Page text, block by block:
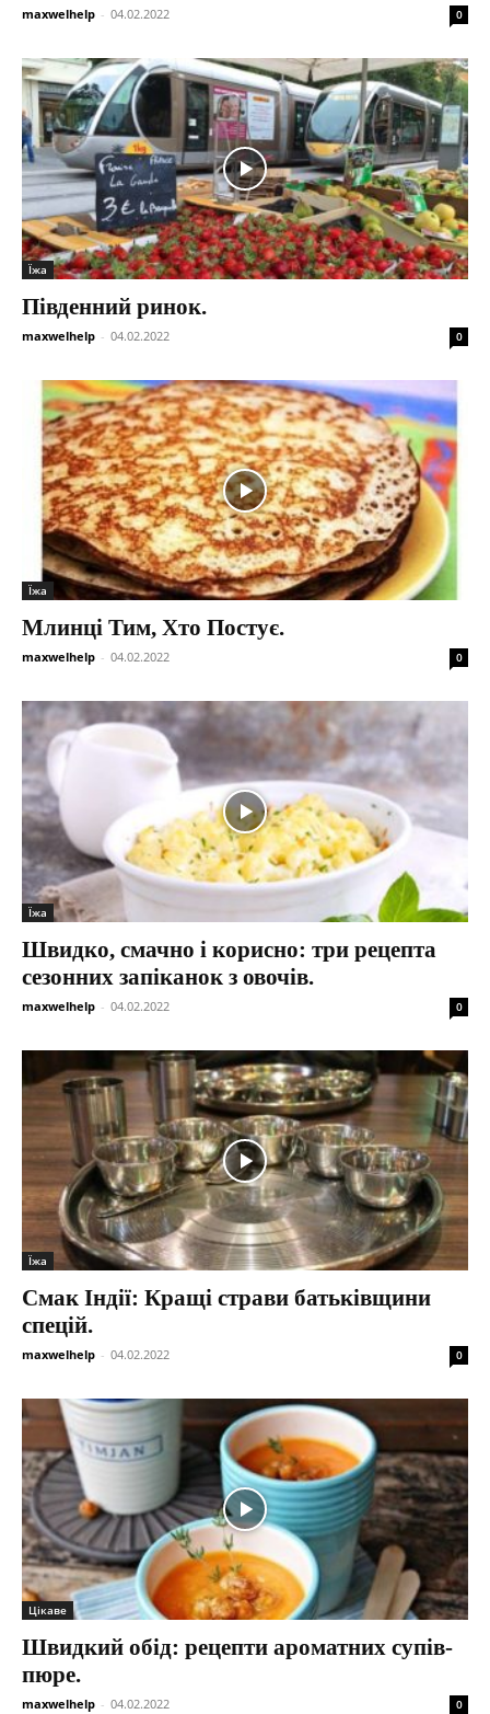
maxwelhelp - 04.02.2022 0
Їжа
Південний ринок.
maxwelhelp - 04.02.2022 0
Їжа
Млинці Тим, Хто Постує.
maxwelhelp - 04.02.2022 0
Їжа
Швидко, смачно і корисно: три рецепта
сезонних запіканок з овочів.
maxwelhelp - 04.02.2022 0
Їжа
Смак Індії: Кращі страви батьківщини
спецій.
maxwelhelp - 04.02.2022 0
Цікаве
Швидкий обід: рецепти ароматних супів-
пюре.
maxwelhelp - 04.02.2022 0